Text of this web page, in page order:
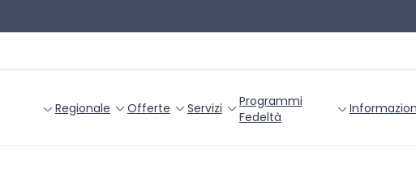
Regionale Offerte Servizi
Programmi
Fedeltà